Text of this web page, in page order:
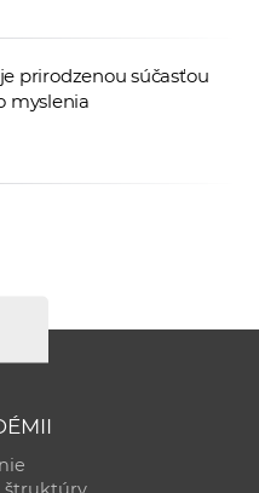
prirodzenou súčasťou
myslenia